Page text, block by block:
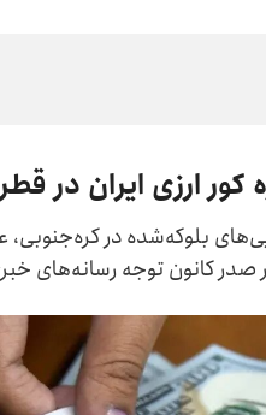
دلار از دارایی‌های بلوکه‌شده در
صدر کانون توجه رسانه‌های